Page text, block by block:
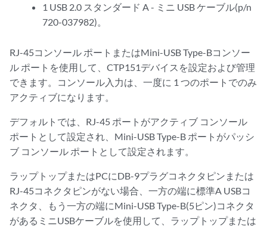
1 USB 2.0 スタンダード A - ミニ USB ケーブル(p/n
720-037982)。
RJ-45コンソール ポートまたはMini-USB Type-Bコンソー
ル ポートを使用して、CTP151デバイスを設定および管理
できます。コンソール入力は、一度に 1 つのポートでのみ
アクティブになります。
デフォルトでは、RJ-45 ポートがアクティブ コンソール
ポートとして設定され、Mini-USB Type-B ポートがパッシ
ブ コンソール ポートとして設定されます。
ラップトップまたはPCにDB-9プラグコネクタピンまたは
RJ-45コネクタピンがない場合、一方の端に標準A USBコ
ネクタ、もう一方の端にMini-USB Type-B(5ピン)コネクタ
があるミニUSBケーブルを使用して、ラップトップまたは